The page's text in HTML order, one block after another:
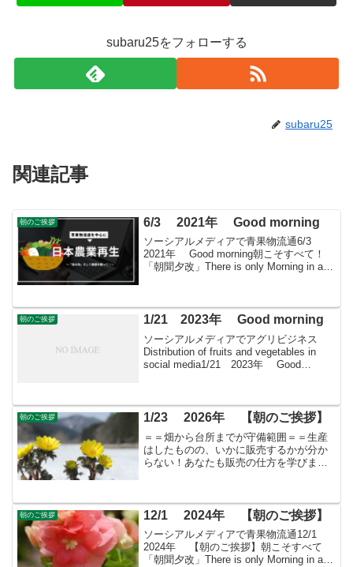
subaru25をフォローする
subaru25
関連記事
朝のご挨拶 6/3 2021年 Good morning
ソーシアルメディアで青果物流通6/3
2021年 Good morning朝こそすべて！
「朝聞夕改」There is only Morning in all
朝のご挨拶 1/21 2023年 Good morning
ソーシアルメディアでアグリビジネス
Distribution of fruits and vegetables in
social media1/21 2023年 Good
朝のご挨拶 1/23 2026年 【朝のご挨拶】
＝＝畑から台所までが守備範囲＝＝生産
はしたものの、いかに販売するかが分か
らない！あなたも販売の仕方を学びませ
朝のご挨拶 12/1 2024年 【朝のご挨拶】
ソーシアルメディアで青果物流通12/1
2024年 【朝のご挨拶】朝こそすべて
「朝聞夕改」There is only Morning in all